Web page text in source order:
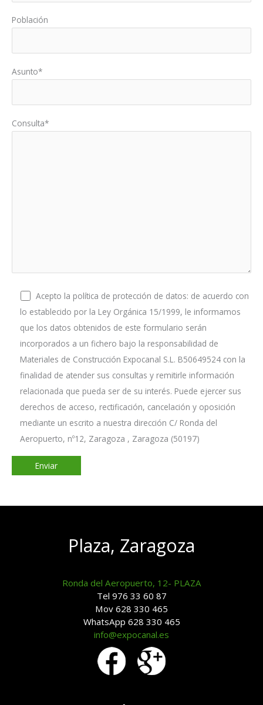
Población
Asunto*
Consulta*
Acepto la política de protección de datos: de acuerdo con
lo establecido por la Ley Orgánica 15/1999, le informamos
que los datos obtenidos de este formulario serán
incorporados a un fichero bajo la responsabilidad de
Materiales de Construcción Expocanal S.L. B50649524 con la
finalidad de atender sus consultas y remitirle información
relacionada que pueda ser de su interés. Puede ejercer sus
derechos de acceso, rectificación, cancelación y oposición
mediante un escrito a nuestra dirección C/ Ronda del
Aeropuerto, nº12, Zaragoza , Zaragoza (50197)
Plaza, Zaragoza
Ronda del Aeropuerto, 12- PLAZA
Tel 976 33 60 87
Mov 628 330 465
WhatsApp 628 330 465
info@expocanal.es